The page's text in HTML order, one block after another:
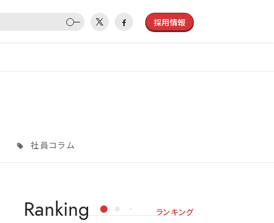
採用情報
社員コラム
Ranking ランキング